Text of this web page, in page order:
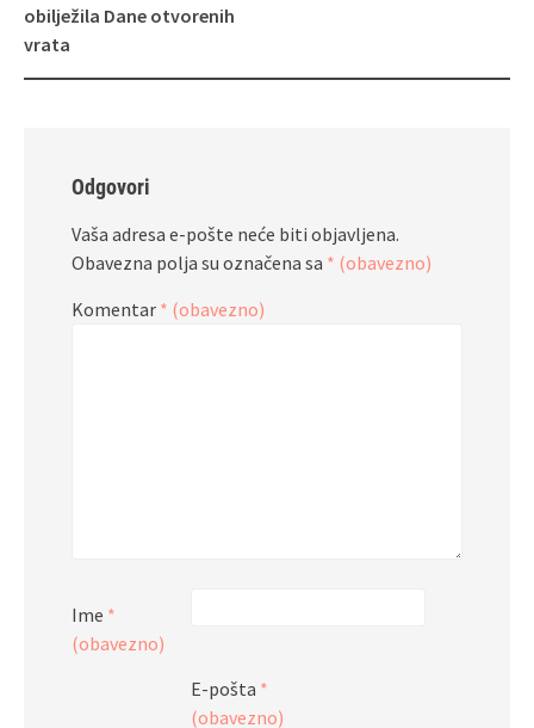
obilježila Dane otvorenih
vrata
Odgovori
Vaša adresa e-pošte neće biti objavljena.
Obavezna polja su označena sa * (obavezno)
Komentar * (obavezno)
Ime *
(obavezno)
E-pošta *
(obavezno)